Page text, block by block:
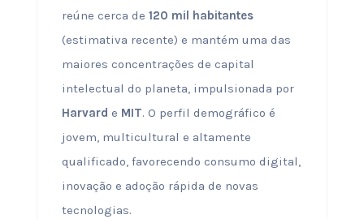
reúne cerca de 120 mil habitantes
(estimativa recente) e mantém uma das
maiores concentrações de capital
intelectual do planeta, impulsionada por
Harvard e MIT. O perfil demográfico é
jovem, multicultural e altamente
qualificado, favorecendo consumo digital,
inovação e adoção rápida de novas
tecnologias.